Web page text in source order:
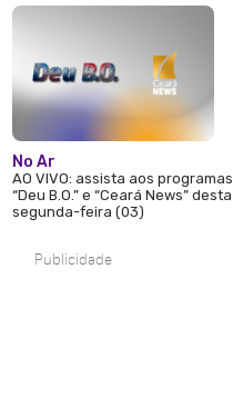
No Ar
AO VIVO: assista aos programas
“Deu B.O.” e “Ceará News” desta
segunda-feira (03)
Publicidade